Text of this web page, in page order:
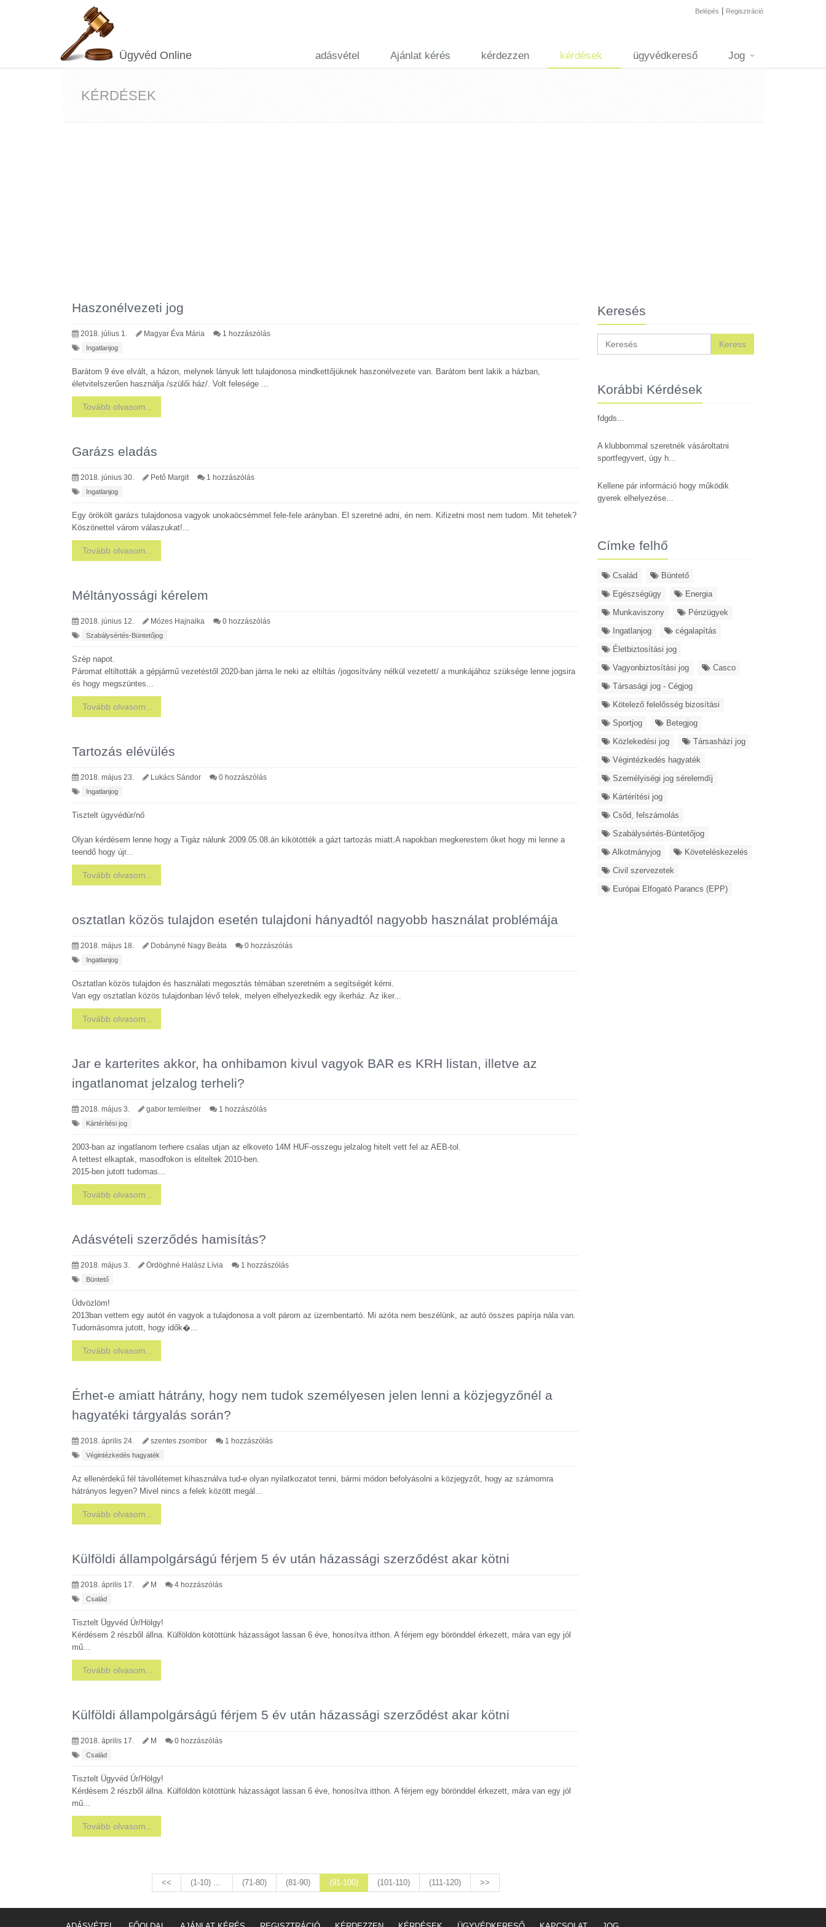
Belépés Regisztráció
Ügyvéd Online adásvétel Ajánlat kérés kérdezzen kérdések ügyvédkereső Jog
KÉRDÉSEK
Haszonélvezeti jog
2018. július 1. Magyar Éva Mária 1 hozzászólás
Ingatlanjog
Barátom 9 éve elvált, a házon, melynek lányuk lett tulajdonosa mindkettőjüknek haszonélvezete van. Barátom bent lakik a házban,
életvitelszerűen használja /szülői ház/. Volt felesége ...
Tovább olvasom...
Garázs eladás
2018. június 30. Pető Margit 1 hozzászólás
Ingatlanjog
Egy örökölt garázs tulajdonosa vagyok unokaöcsémmel fele-fele arányban. El szeretné adni, én nem. Kifizetni most nem tudom. Mit tehetek?
Köszönettel várom válaszukat!...
Tovább olvasom...
Méltányossági kérelem
2018. június 12. Mózes Hajnalka 0 hozzászólás
Szabálysértés-Büntetőjog
Szép napot.
Páromat eltiltották a gépjármű vezetéstől 2020-ban járna le neki az eltiltás /jogosítvány nélkül vezetett/ a munkájához szüksége lenne jogsira
és hogy megszüntes...
Tovább olvasom...
Tartozás elévülés
2018. május 23. Lukács Sándor 0 hozzászólás
Ingatlanjog
Tisztelt ügyvédúr/nő
Olyan kérdésem lenne hogy a Tigáz nálunk 2009.05.08.án kikötötték a gázt tartozás miatt.A napokban megkerestem őket hogy mi lenne a
teendő hogy újr...
Tovább olvasom...
osztatlan közös tulajdon esetén tulajdoni hányadtól nagyobb használat problémája
2018. május 18. Dobányné Nagy Beáta 0 hozzászólás
Ingatlanjog
Osztatlan közös tulajdon és használati megosztás témában szeretném a segítségét kérni.
Van egy osztatlan közös tulajdonban lévő telek, melyen elhelyezkedik egy ikerház. Az iker...
Tovább olvasom...
Jar e karterites akkor, ha onhibamon kivul vagyok BAR es KRH listan, illetve az
ingatlanomat jelzalog terheli?
2018. május 3. gabor temleitner 1 hozzászólás
Kártérítési jog
2003-ban az ingatlanom terhere csalas utjan az elkoveto 14M HUF-osszegu jelzalog hitelt vett fel az AEB-tol.
A tettest elkaptak, masodfokon is eliteltek 2010-ben.
2015-ben jutott tudomas...
Tovább olvasom...
Adásvételi szerződés hamisítás?
2018. május 3. Ördöghné Halász Lívia 1 hozzászólás
Büntető
Üdvözlöm!
2013ban vettem egy autót én vagyok a tulajdonosa a volt párom az üzembentartó. Mi azóta nem beszélünk, az autó összes papírja nála van.
Tudomásomra jutott, hogy idők�...
Tovább olvasom...
Érhet-e amiatt hátrány, hogy nem tudok személyesen jelen lenni a közjegyzőnél a
hagyatéki tárgyalás során?
2018. április 24. szentes zsombor 1 hozzászólás
Végintézkedés hagyaték
Az ellenérdekű fél távollétemet kihasználva tud-e olyan nyilatkozatot tenni, bármi módon befolyásolni a közjegyzőt, hogy az számomra
hátrányos legyen? Mivel nincs a felek között megál...
Tovább olvasom...
Külföldi állampolgárságú férjem 5 év után házassági szerződést akar kötni
2018. április 17. M 4 hozzászólás
Család
Tisztelt Ügyvéd Úr/Hölgy!
Kérdésem 2 részből állna. Külföldön kötöttünk házasságot lassan 6 éve, honosítva itthon. A férjem egy börönddel érkezett, mára van egy jól
mű...
Tovább olvasom...
Külföldi állampolgárságú férjem 5 év után házassági szerződést akar kötni
2018. április 17. M 0 hozzászólás
Család
Tisztelt Ügyvéd Úr/Hölgy!
Kérdésem 2 részből állna. Külföldön kötöttünk házasságot lassan 6 éve, honosítva itthon. A férjem egy börönddel érkezett, mára van egy jól
mű...
Tovább olvasom...
<< (1-10) ... (71-80) (81-90) (91-100) (101-110) (111-120) >>
Keresés
Keress
Korábbi Kérdések
fdgds...
A klubbommal szeretnék vásároltatni
sportfegyvert, úgy h...
Kellene pár információ hogy működik
gyerek elhelyezése...
Címke felhő
Család
Büntető
Egészségügy
Energia
Munkaviszony
Pénzügyek
Ingatlanjog
cégalapítás
Életbiztosítási jog
Vagyonbiztosítási jog
Casco
Társasági jog - Cégjog
Kötelező felelősség bizosítási
Sportjog
Betegjog
Közlekedési jog
Társasházi jog
Végintézkedés hagyaték
Személyiségi jog sérelemdíj
Kártérítési jog
Csőd, felszámolás
Szabálysértés-Büntetőjog
Alkotmányjog
Követeléskezelés
Civil szervezetek
Európai Elfogató Parancs (EPP)